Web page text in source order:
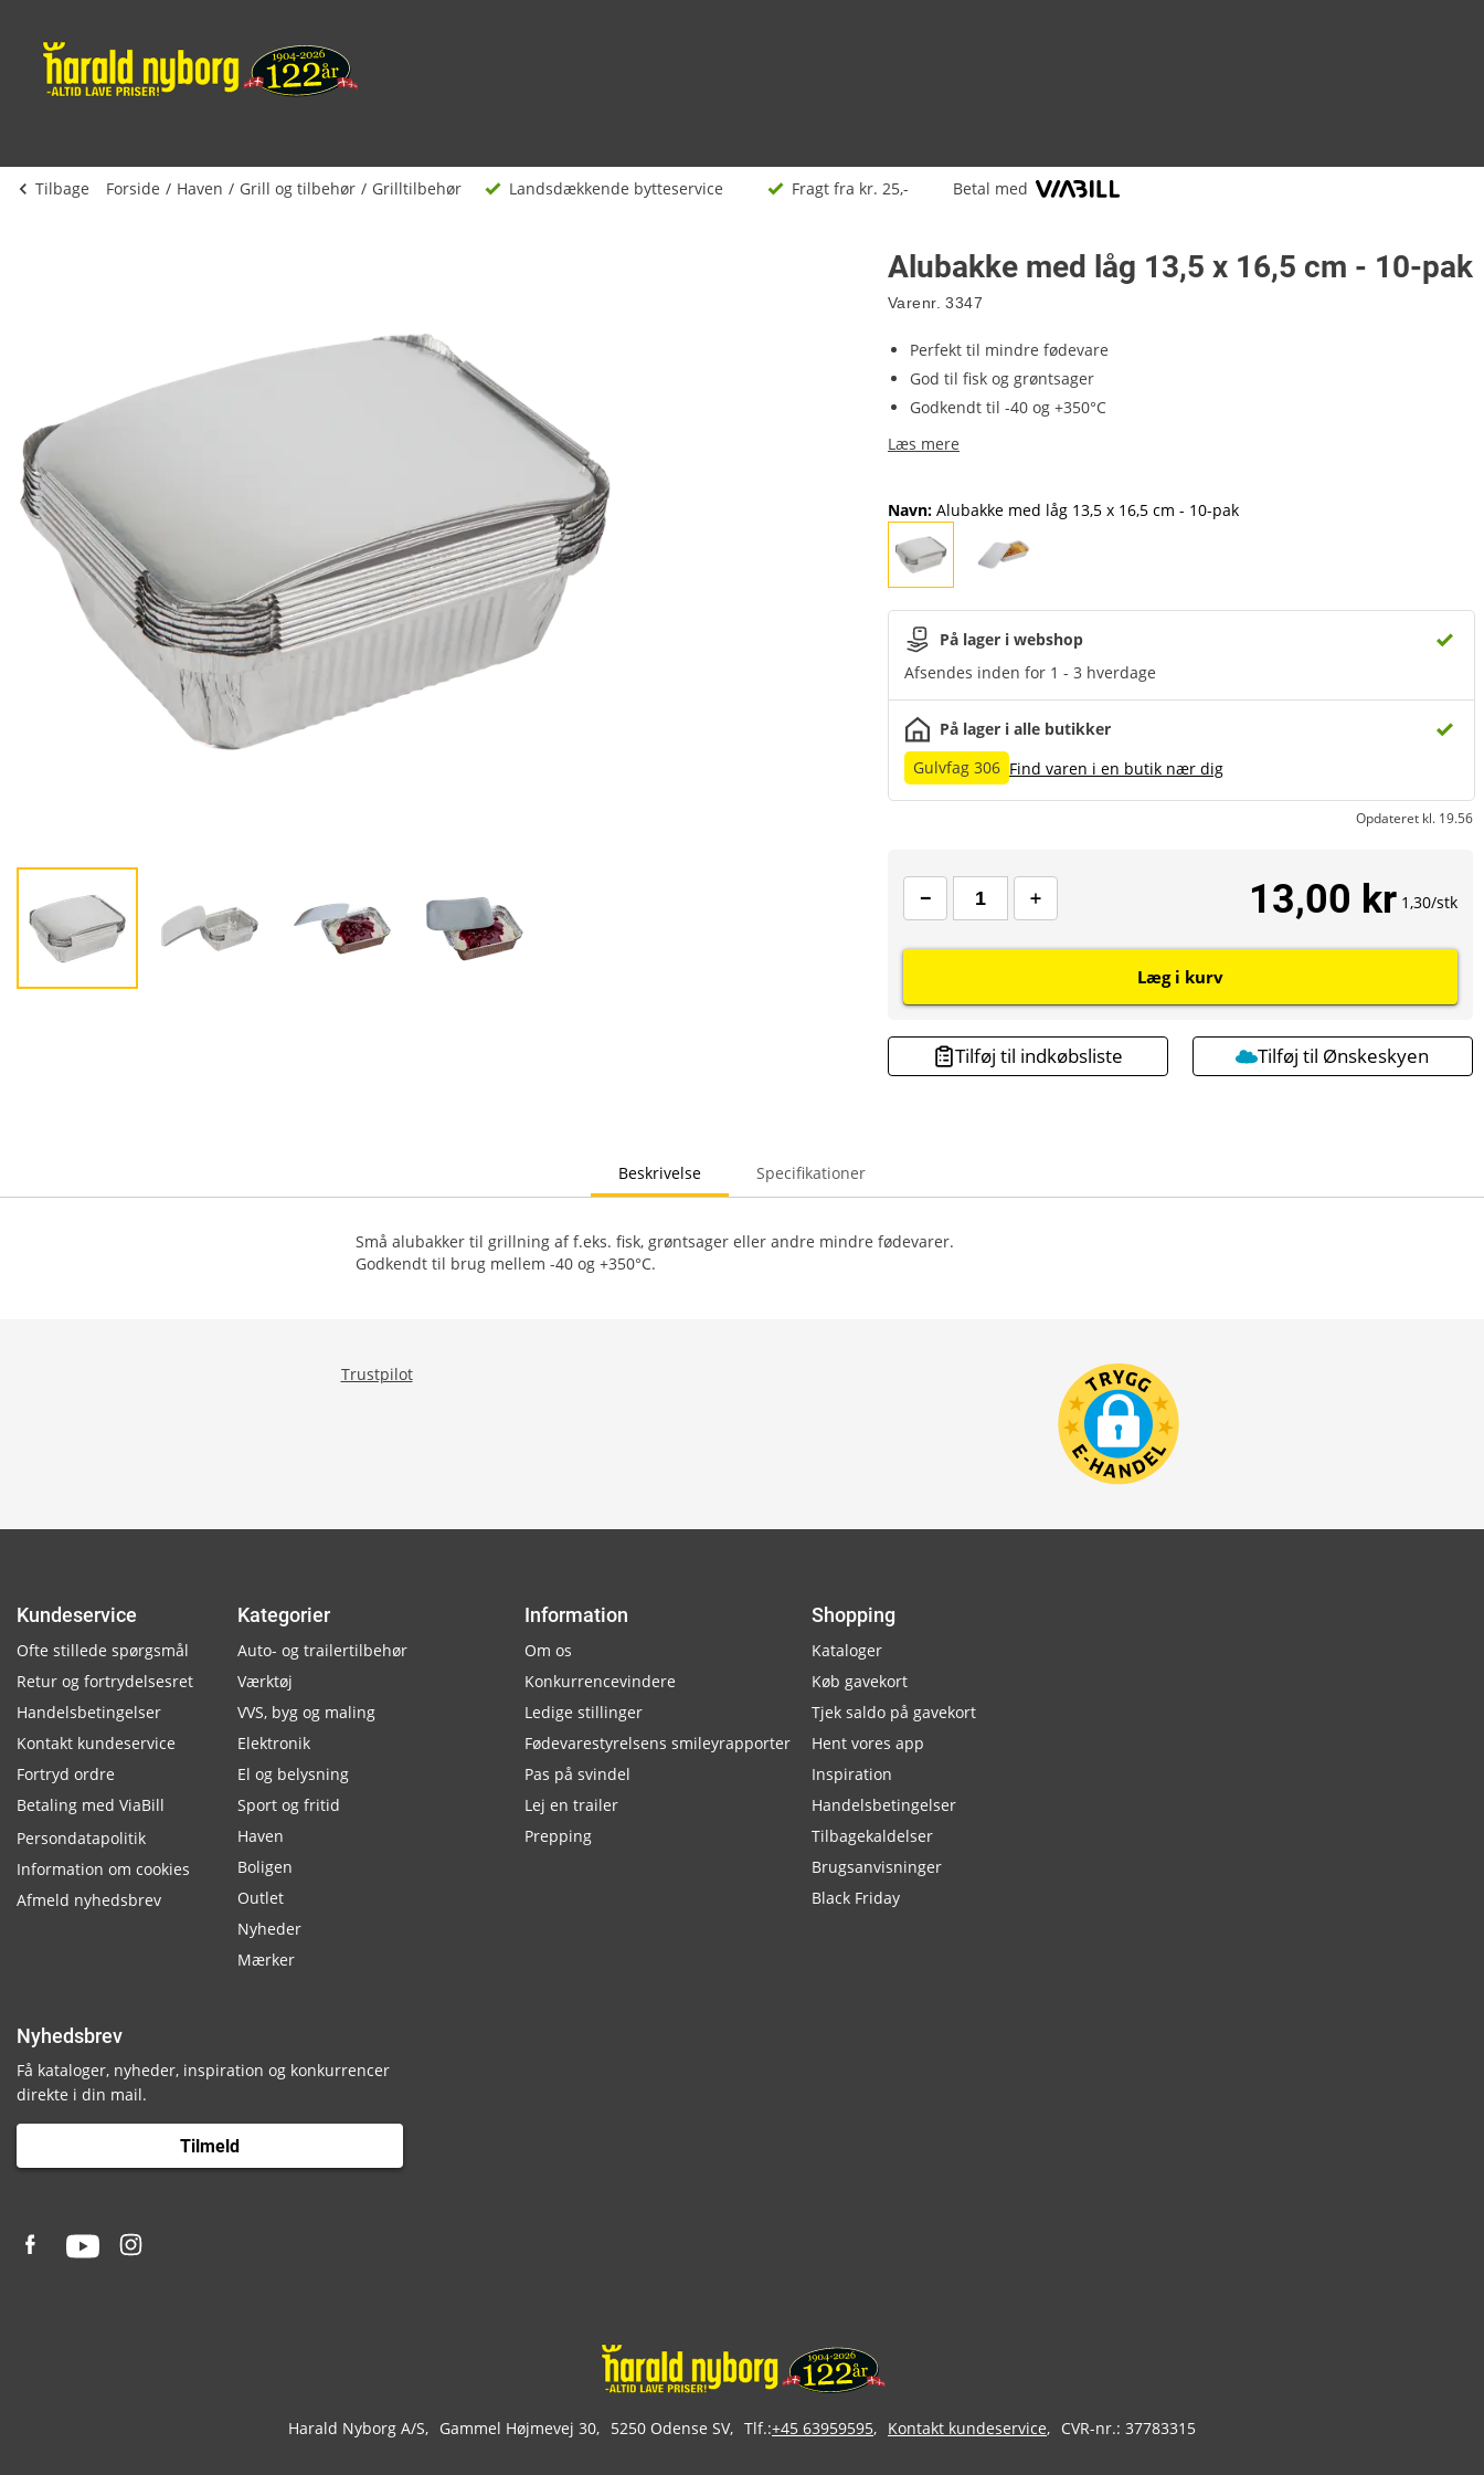
Tilbage Forside Haven Grill og tilbehør Grilltilbehør Landsdækkende bytteservice Fragt fra kr. 25,- Betal med
Alubakke med låg 13,5 x 16,5 cm - 10-pak
Varenr. 3347
Perfekt til mindre fødevare
God til fisk og grøntsager
Godkendt til -40 og +350°C
Læs mere
Navn: Alubakke med låg 13,5 x 16,5 cm - 10-pak
På lager i webshop
Afsendes inden for 1 - 3 hverdage
På lager i alle butikker
Gulvfag 306 Find varen i en butik nær dig
Opdateret kl. 19.56
13,00 kr 1,30/stk
Læg i kurv
Tilføj til indkøbsliste Tilføj til Ønskeskyen
Beskrivelse Specifikationer
Små alubakker til grillning af f.eks. fisk, grøntsager eller andre mindre fødevarer.
Godkendt til brug mellem -40 og +350°C.
Trustpilot
Kundeservice
Ofte stillede spørgsmål
Retur og fortrydelsesret
Handelsbetingelser
Kontakt kundeservice
Fortryd ordre
Betaling med ViaBill
Persondatapolitik
Information om cookies
Afmeld nyhedsbrev
Kategorier
Auto- og trailertilbehør
Værktøj
VVS, byg og maling
Elektronik
El og belysning
Sport og fritid
Haven
Boligen
Outlet
Nyheder
Mærker
Information
Om os
Konkurrencevindere
Ledige stillinger
Fødevarestyrelsens smileyrapporter
Pas på svindel
Lej en trailer
Prepping
Shopping
Kataloger
Køb gavekort
Tjek saldo på gavekort
Hent vores app
Inspiration
Handelsbetingelser
Tilbagekaldelser
Brugsanvisninger
Black Friday
Nyhedsbrev
Få kataloger, nyheder, inspiration og konkurrencer
direkte i din mail.
Tilmeld
Harald Nyborg A/S Gammel Højmevej 30 5250 Odense SV Tlf.:+45 63959595 Kontakt kundeservice CVR-nr.: 37783315